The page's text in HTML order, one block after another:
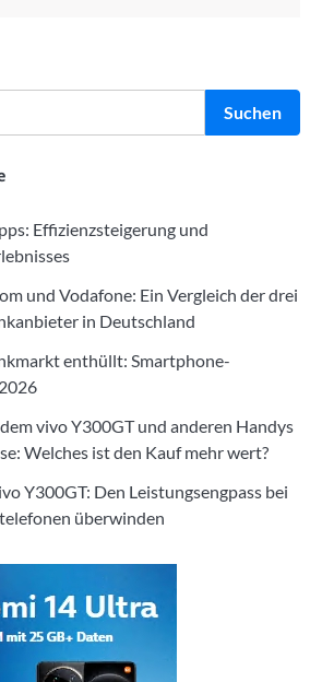
Suchen
Effizienzsteigerung und
und Vodafone: Ein Vergleich der drei
in Deutschland
enthüllt: Smartphone-
vivo Y300GT und anderen Handys
Welches ist den Kauf mehr wert?
Y300GT: Den Leistungsengpass bei
überwinden